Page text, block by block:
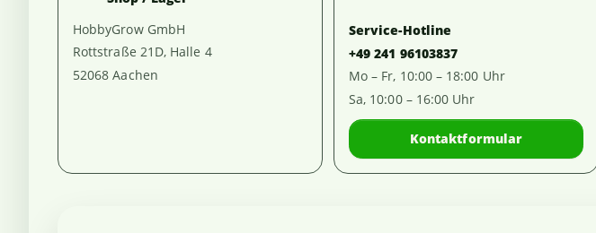
HobbyGrow GmbH
Rottstraße 21D, Halle 4
52068 Aachen
Service-Hotline
+49 241 96103837
Mo – Fr, 10:00 – 18:00 Uhr
Sa, 10:00 – 16:00 Uhr
Kontaktformular